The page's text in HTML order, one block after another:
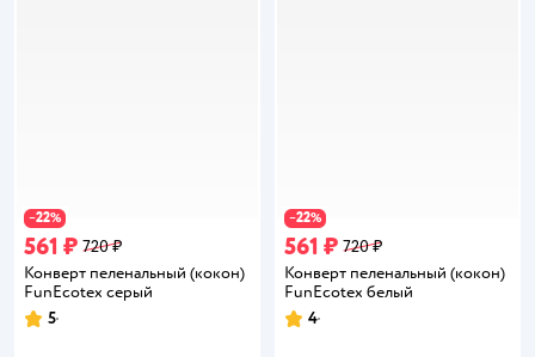
−22%
561 ₽ 720 ₽
Конверт пеленальный (кокон)
FunEcotex серый
Рейтинг:
5
−22%
561 ₽ 720 ₽
Конверт пеленальный (кокон)
FunEcotex белый
Рейтинг:
4